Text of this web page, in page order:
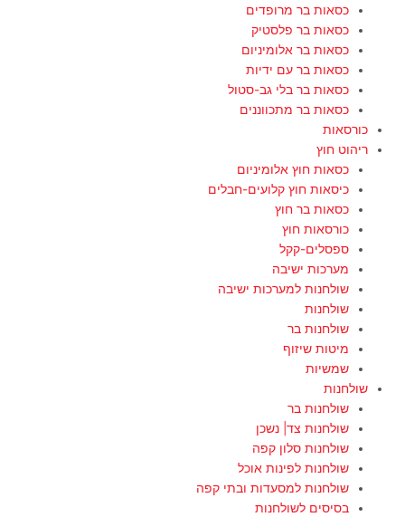
כסאות בר מרופדים
כסאות בר פלסטיק
כסאות בר אלומיניום
כסאות בר עם ידיות
כסאות בר בלי גב-סטול
כסאות בר מתכווננים
כורסאות
ריהוט חוץ
כסאות חוץ אלומיניום
כיסאות חוץ קלועים-חבלים
כסאות בר חוץ
כורסאות חוץ
ספסלים-קקל
מערכות ישיבה
שולחנות למערכות ישיבה
שולחנות
שולחנות בר
מיטות שיזוף
שמשיות
שולחנות
שולחנות בר
שולחנות צד| נשכן
שולחנות סלון קפה
שולחנות לפינות אוכל
שולחנות למסעדות ובתי קפה
בסיסים לשולחנות